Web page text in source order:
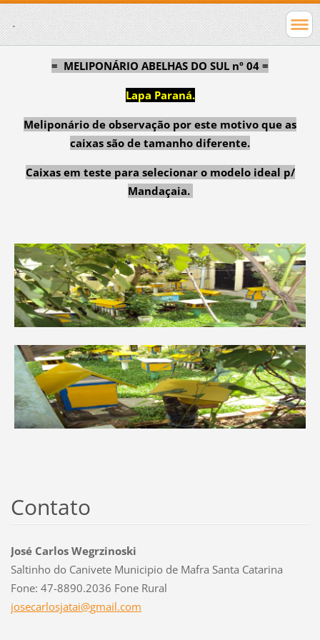
.
= MELIPONÁRIO ABELHAS DO SUL nº 04 =
Lapa Paraná.
Meliponário de observação por este motivo que as
caixas são de tamanho diferente.
Caixas em teste para selecionar o modelo ideal p/
Mandaçaia.
Contato
José Carlos Wegrzinoski
Saltinho do Canivete Municipio de Mafra Santa Catarina
Fone: 47-8890.2036 Fone Rural
josecarlosjatai@gmail.com